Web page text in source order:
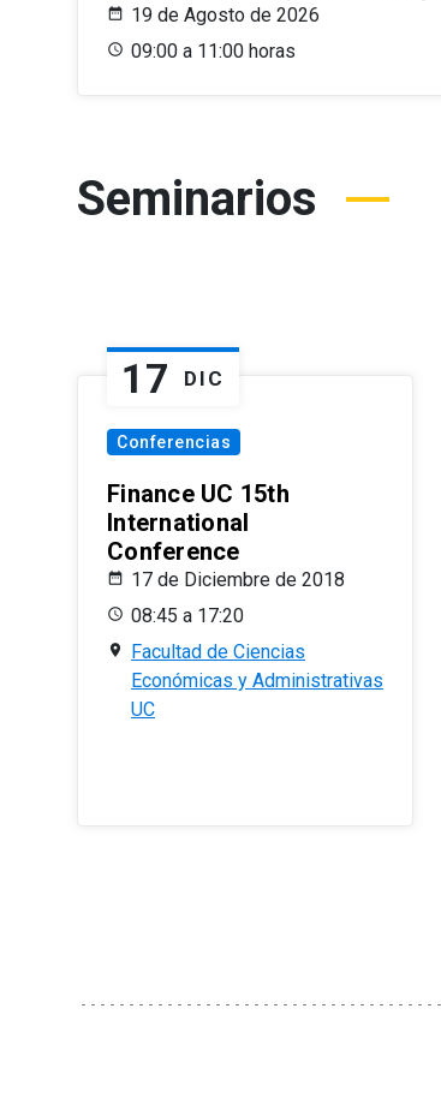
19 de Agosto de 2026
09:00 a 11:00 horas
Seminarios
17 DIC
Conferencias
Finance UC 15th
International
Conference
17 de Diciembre de 2018
08:45 a 17:20
Facultad de Ciencias
Económicas y Administrativas
UC